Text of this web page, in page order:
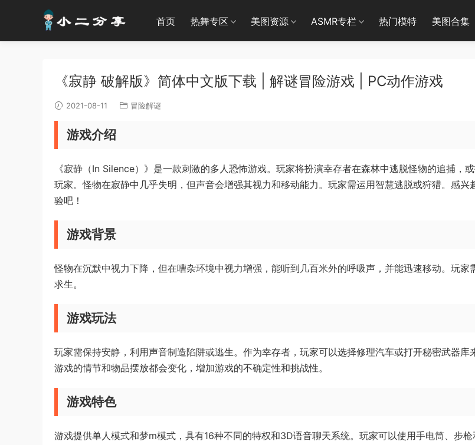
首页 热舞专区 美图资源 ASMR专栏 热门模特 美图合集
《寂静 破解版》简体中文版下载 | 解谜冒险游戏 | PC动作游戏
2021-08-11 冒险解谜
游戏介绍
《寂静（In Silence）》是一款刺激的多人恐怖游戏。玩家将扮演幸存者在森林中逃脱怪物的追捕，
玩家。怪物在寂静中几乎失明，但声音会增强其视力和移动能力。玩家需运用智慧逃脱或狩猎。感兴
验吧！
游戏背景
怪物在沉默中视力下降，但在嘈杂环境中视力增强，能听到几百米外的呼吸声，并能迅速移动。玩家
求生。
游戏玩法
玩家需保持安静，利用声音制造陷阱或逃生。作为幸存者，玩家可以选择修理汽车或打开秘密武器库
游戏的情节和物品摆放都会变化，增加游戏的不确定性和挑战性。
游戏特色
游戏提供单人模式和梦m模式，具有16种不同的特权和3D语音聊天系统。玩家可以使用手电筒、步